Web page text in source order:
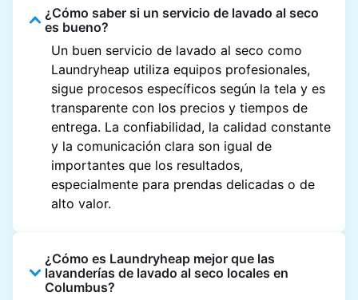
¿Cómo saber si un servicio de lavado al seco
es bueno?
Un buen servicio de lavado al seco como
Laundryheap utiliza equipos profesionales,
sigue procesos específicos según la tela y es
transparente con los precios y tiempos de
entrega. La confiabilidad, la calidad constante
y la comunicación clara son igual de
importantes que los resultados,
especialmente para prendas delicadas o de
alto valor.
¿Cómo es Laundryheap mejor que las
lavanderías de lavado al seco locales en
Columbus?